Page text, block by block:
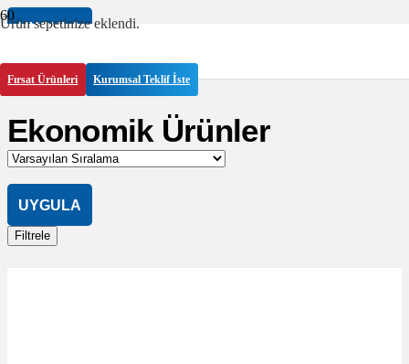
Ürünsepetinize eklendi.
Fırsat Ürünleri Kurumsal Teklif İste
UYGULA
Ekonomik Ürünler
UYGULA
Filtrele